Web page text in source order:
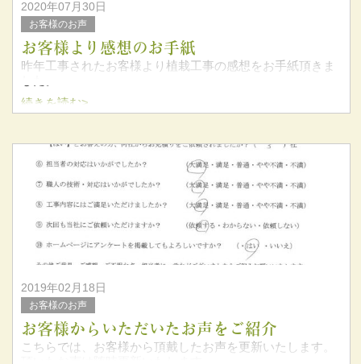
2020年07月30日
お客様のお声
お客様より感想のお手紙
昨年工事されたお客様より植栽工事の感想をお手紙頂きま
この度は弊社を選んでいただき、誠にありがとうございま
お忙しい中、お手紙をありがとうございます。
また何かあればいつでもご連絡くださ
続きを読む>
2019年02月18日
お客様のお声
お客様からいただいたお声をご紹介
こちらでは、お客様から頂戴したお声を更新いたします。